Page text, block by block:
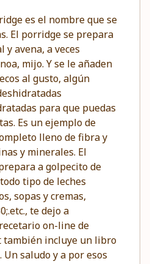
es el nombre que se
El porridge se prepara
y avena, a veces
mijo. Y se le añaden
al gusto, algún
para que puedas
Es un ejemplo de
lleno de fibra y
y minerales. El
a golpecito de
tipo de leches
sopas y cremas,
te dejo a
on-line de
también incluye un libro
Un saludo y a por esos